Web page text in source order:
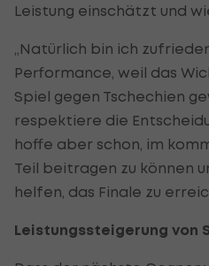
Leistung einschätzt und
„Natürlich bin ich
Performance, weil das
Spiel gegen Tschechien
respektiere die
hoffe aber schon, im
Teil beitragen zu können
helfen, das Finale zu
Leistungssteigerung von